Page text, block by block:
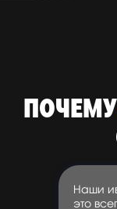
Наши
это
ПОЧЕМУ